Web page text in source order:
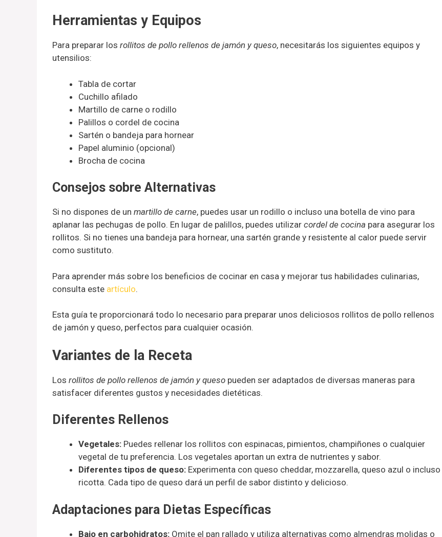
Herramientas y Equipos
Para preparar los rollitos de pollo rellenos de jamón y queso, necesitarás los siguientes equipos y
utensilios:
Tabla de cortar
Cuchillo afilado
Martillo de carne o rodillo
Palillos o cordel de cocina
Sartén o bandeja para hornear
Papel aluminio (opcional)
Brocha de cocina
Consejos sobre Alternativas
Si no dispones de un martillo de carne, puedes usar un rodillo o incluso una botella de vino para
aplanar las pechugas de pollo. En lugar de palillos, puedes utilizar cordel de cocina para asegurar los
rollitos. Si no tienes una bandeja para hornear, una sartén grande y resistente al calor puede servir
como sustituto.
Para aprender más sobre los beneficios de cocinar en casa y mejorar tus habilidades culinarias,
consulta este artículo.
Esta guía te proporcionará todo lo necesario para preparar unos deliciosos rollitos de pollo rellenos
de jamón y queso, perfectos para cualquier ocasión.
Variantes de la Receta
Los rollitos de pollo rellenos de jamón y queso pueden ser adaptados de diversas maneras para
satisfacer diferentes gustos y necesidades dietéticas.
Diferentes Rellenos
Vegetales: Puedes rellenar los rollitos con espinacas, pimientos, champiñones o cualquier
vegetal de tu preferencia. Los vegetales aportan un extra de nutrientes y sabor.
Diferentes tipos de queso: Experimenta con queso cheddar, mozzarella, queso azul o incluso
ricotta. Cada tipo de queso dará un perfil de sabor distinto y delicioso.
Adaptaciones para Dietas Específicas
Bajo en carbohidratos: Omite el pan rallado y utiliza alternativas como almendras molidas o